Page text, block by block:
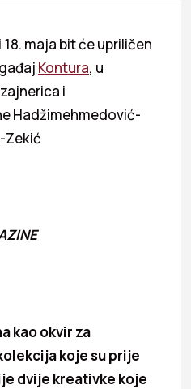
maja bit će upriličen
Kontura, u
i
Hadžimehmedović-
Zekić
kao okvir za
koje su prije
dvije kreativke koje